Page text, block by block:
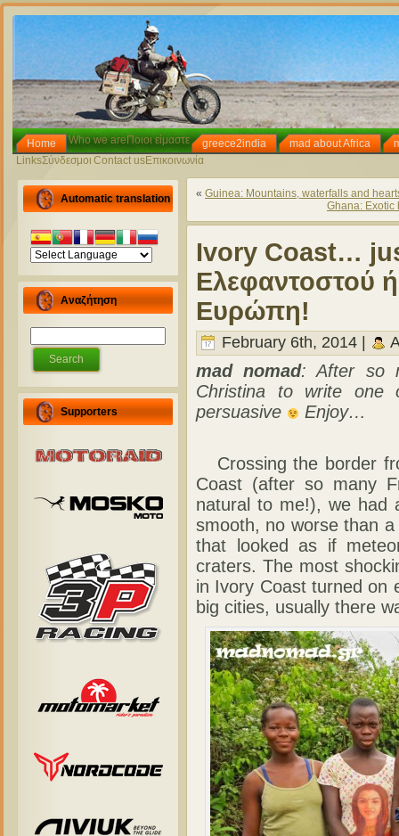
Home Who we areΠοιοι είμαστε greece2india mad about Africa
LinksΣύνδεσμοι Contact usΕπικοινωνία
Automatic translation
Αναζήτηση
Supporters
« Guinea: Mountains, waterfalls and
Ghana: Exotic
Ivory Coast…
Ελεφαντοστού
Ευρώπη!
February 6th, 2014 |
mad nomad: After so
Christina to write one
persuasive
Enjoy…
Crossing the border
Coast (after so many
natural to me!), we had
smooth, no worse than
that looked as if
craters. The most
in Ivory Coast turned on
big cities, usually there